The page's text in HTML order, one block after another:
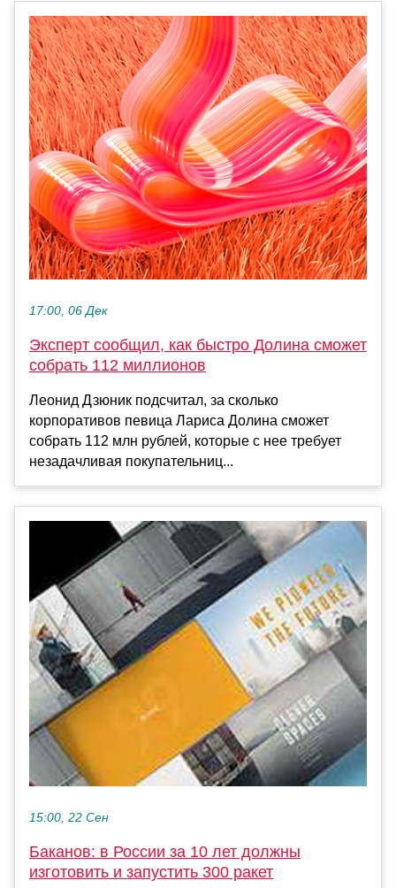
17:00, 06 Дек
Эксперт сообщил, как быстро Долина сможет
собрать 112 миллионов
Леонид Дзюник подсчитал, за сколько
корпоративов певица Лариса Долина сможет
собрать 112 млн рублей, которые с нее требует
незадачливая покупательниц...
15:00, 22 Сен
Баканов: в России за 10 лет должны
изготовить и запустить 300 ракет